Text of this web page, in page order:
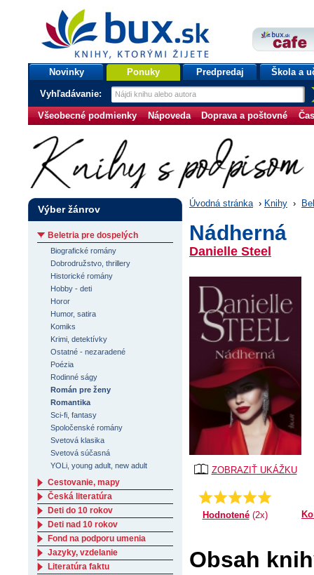
bux.sk
knihy, ktorými žijete
Úvodná stránka
Novinky Ponuky Predpredaj Škola a
Vyhľadávanie:
Všeobecné podmienky Nápoveda Doprava a poštovné
Úvodná stránka › Knihy ›
Nádherná
Danielle Steel
ZOBRAZIŤ UKÁŽKU
Priemer:
5.0
Hodnotené(2x)
Obsah
Výber žánrov
Beletria pre dospelých
Biografické romány
Dobrodružstvo, thrillery
Historické romány
Hobby - deti
Horor
Humor, satira
Komiks
Krimi, detektívky
Ostatné - nezaradené
Poézia
Rodinné ságy
Román pre ženy
Romantika
Sci-fi, fantasy
Spoločenské romány
Svetová klasika
Svetová súčasná
YOLi, young adult, new adult
Cestovanie, mapy
Česká literatúra
Deti do 10 rokov
Deti nad 10 rokov
Fond na podporu umenia
Jazyky, vzdelanie
Literatúra faktu